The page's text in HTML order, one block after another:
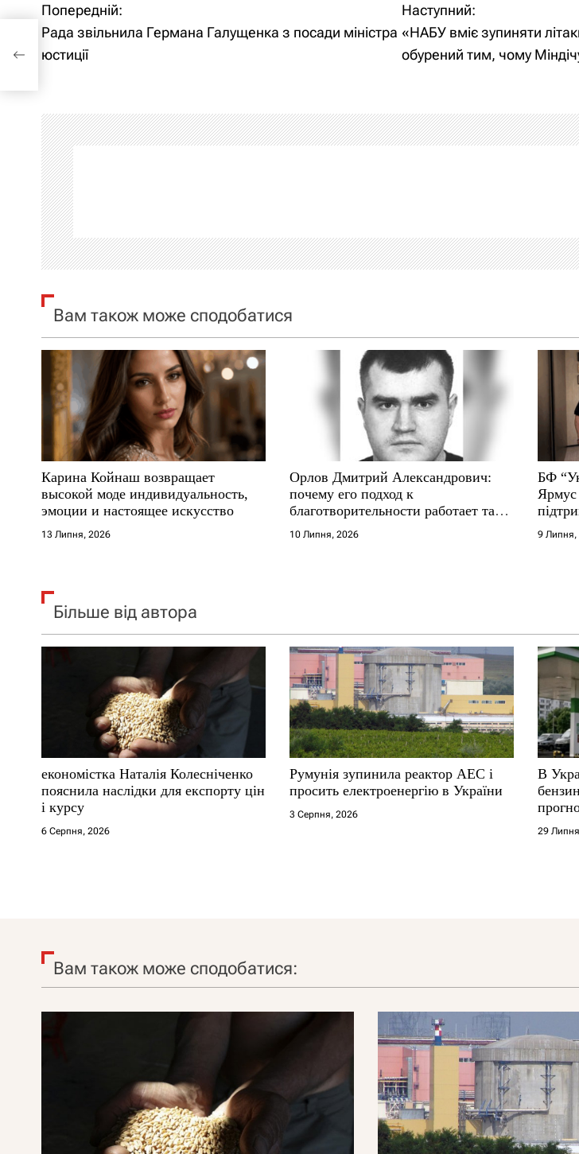
Н
а
і
г
а
ц
і
я
а
п
и
с
і
в
Попередній:
Рада звільнила Германа Галущенка з посади міністра
юстиції
Наступний:
«НАБУ вміє зупиняти
обурений тим, чому
Вам також може сподобатися
Карина Койнаш возвращает
высокой моде индивидуальность,
эмоции и настоящее искусство
13 Липня, 2026
Орлов Дмитрий Александрович:
почему его подход к
благотворительности работает там,
где другие не выдерживают
10 Липня, 2026
БФ
Ярмус
9 Липня,
Більше від автора
економістка Наталія Колесніченко
пояснила наслідки для експорту цін
і курсу
6 Серпня, 2026
Румунія зупинила реактор АЕС і
просить електроенергію в України
3 Серпня, 2026
В
29
Вам також може сподобатися: